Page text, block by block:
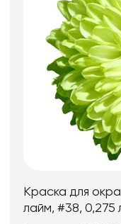
Краска для
лайм, #38, 0,275